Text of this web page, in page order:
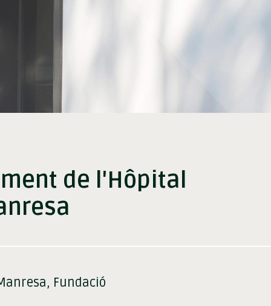
de l'Hôpital
Fundació